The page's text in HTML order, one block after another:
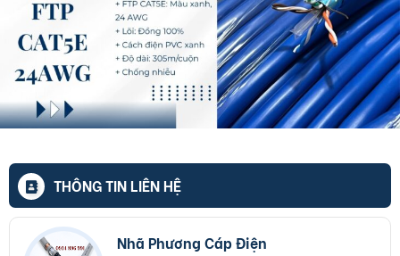
THÔNG TIN LIÊN HỆ
Nhã Phương Cáp Điện